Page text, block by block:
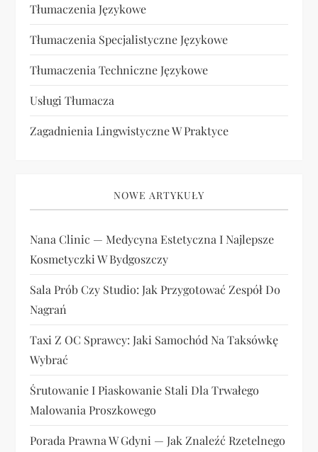
Tłumaczenia Językowe
Tłumaczenia Specjalistyczne Językowe
Tłumaczenia Techniczne Językowe
Usługi Tłumacza
Zagadnienia Lingwistyczne W Praktyce
NOWE ARTYKUŁY
Nana Clinic — Medycyna Estetyczna I Najlepsze
Kosmetyczki W Bydgoszczy
Sala Prób Czy Studio: Jak Przygotować Zespół Do
Nagrań
Taxi Z OC Sprawcy: Jaki Samochód Na Taksówkę
Wybrać
Śrutowanie I Piaskowanie Stali Dla Trwałego
Malowania Proszkowego
Porada Prawna W Gdyni — Jak Znaleźć Rzetelnego